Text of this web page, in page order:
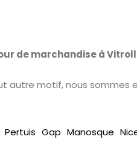
de marchandise à
autre motif, nous
Pertuis Gap Manosque